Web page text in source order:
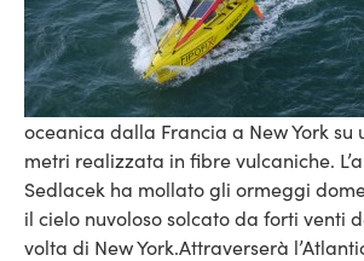
oceanica dalla Francia a New York su
metri realizzata in fibre vulcaniche.
Sedlacek ha mollato gli ormeggi
il cielo nuvoloso solcato da forti venti
volta di New York.Attraverserà